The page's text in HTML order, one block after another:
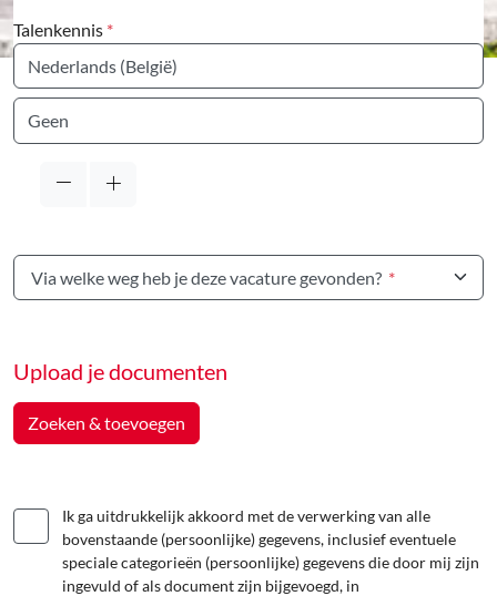
Talenkennis *
Taal
Taal
Via welke weg heb je deze vacature gevonden? *
Upload je documenten
Zoeken & toevoegen
Ik ga uitdrukkelijk akkoord met de verwerking van alle
bovenstaande (persoonlijke) gegevens, inclusief eventuele
speciale categorieën (persoonlijke) gegevens die door mij zijn
ingevuld of als document zijn bijgevoegd, in